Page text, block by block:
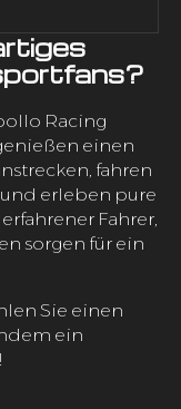
Racing
einen
fahren
erleben pure
Fahrer,
sorgen für ein
Sie einen
ein